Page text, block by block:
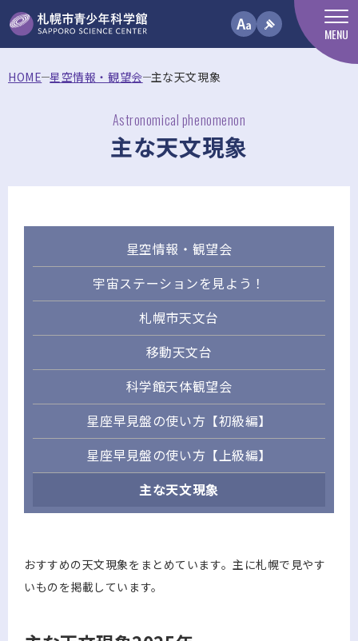
MENU
HOME 星空情報・観望会 主な天文現象
Astronomical phenomenon
主な天文現象
星空情報・観望会
宇宙ステーションを見よう！
札幌市天文台
移動天文台
科学館天体観望会
星座早見盤の使い方【初級編】
星座早見盤の使い方【上級編】
主な天文現象
おすすめの天文現象をまとめています。主に札幌で見やす
いものを掲載しています。